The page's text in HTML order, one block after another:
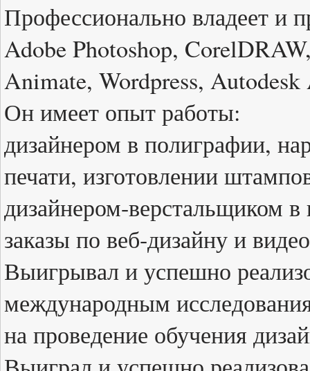
Профессионально владеет и
Adobe Photoshop,
Animate, Wordpress,
Он имеет опыт работы:
дизайнером в полиграфии,
печати, изготовлении
дизайнером-верстальщиком
заказы по веб-дизайну и
Выигрывал и успешно
международным
на проведение обучения